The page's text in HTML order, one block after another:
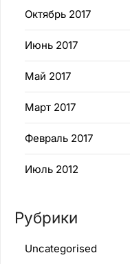
Октябрь 2017
Июнь 2017
Май 2017
Март 2017
Февраль 2017
Июль 2012
Рубрики
Uncategorised